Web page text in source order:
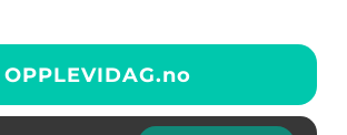
OPPLEVIDAG.no